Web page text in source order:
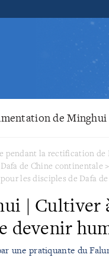
de Minghui
pendant la rectification de
de Chine continentale >
les disciples de Dafa
| Cultiver
devenir
une pratiquante du